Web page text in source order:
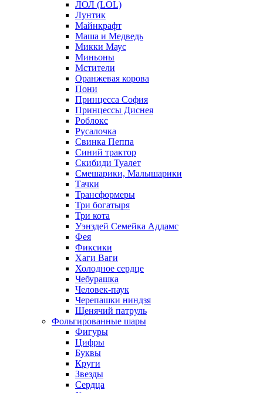
ЛОЛ (LOL)
Лунтик
Майнкрафт
Маша и Медведь
Микки Маус
Миньоны
Мстители
Оранжевая корова
Пони
Принцесса София
Принцессы Диснея
Роблокс
Русалочка
Свинка Пеппа
Синий трактор
Скибиди Туалет
Смешарики, Малышарики
Тачки
Трансформеры
Три богатыря
Три кота
Уэнздей Семейка Аддамс
Фея
Фиксики
Хаги Ваги
Холодное сердце
Чебурашка
Человек-паук
Черепашки ниндзя
Щенячий патруль
Фольгированные шары
Фигуры
Цифры
Буквы
Круги
Звезды
Сердца